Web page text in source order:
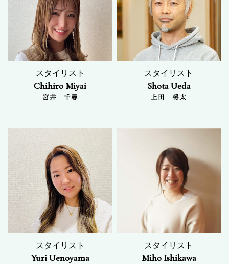
スタイリスト
Chihiro Miyai
宮井 千尋
スタイリスト
Shota Ueda
上田 将太
スタイリスト
Yuri Uenoyama
スタイリスト
Miho Ishikawa